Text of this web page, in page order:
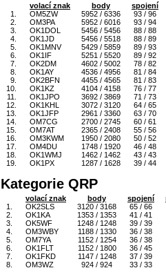
volací znak body
spojení
1.
OM5ZW 5952 / 6336
93 / 96
2.
OM3PA 5952 / 6016
93 / 94
3.
OK1DOL 5456 / 5456
88 / 88
4.
OK1JD 5456 / 5518
88 / 89
5.
OK1MNV 5429 / 5859
89 / 93
6.
OK1IF 5251 / 5520
89 / 92
7.
OK2DM 4602 / 5002
78 / 82
8.
OK1AY 4536 / 4956
81 / 84
9.
OK2BFN 4455 / 4565
81 / 83
10.
OK1KZ 4104 / 4158
76 / 77
11.
OK1JPO 3692 / 3869
71 / 73
12.
OK1KHL 3072 / 3120
64 / 65
13.
OK1JFP 2961 / 3360
63 / 70
14.
OM7CG 2700 / 2745
60 / 61
15.
OM7AT 2365 / 2408
55 / 56
16.
OM3KWM 1950 / 2080
50 / 52
17.
OM4DU 1748 / 1920
46 / 48
18.
OK1WMJ 1462 / 1462
43 / 43
19.
OK1PX 1287 / 1628 39 / 44
Kategorie QRP
volací znak body spojení
1.
OK2SLS 3120 / 3168
65 / 66
2.
OK1KA 1353 / 1353
41 / 41
3.
OK5WF 1248 / 1248
39 / 39
4.
OM3WBY 1188 / 1330
36 / 38
5.
OM7YA 1152 / 1254
36 / 38
6.
OK1FLT 1152 / 1800
36 / 45
7.
OK1FKD 1147 / 1248
37 / 39
8.
OM3WZ 924 / 924 33 / 33